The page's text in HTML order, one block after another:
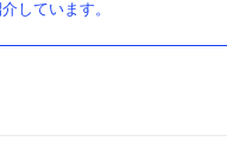
しています。